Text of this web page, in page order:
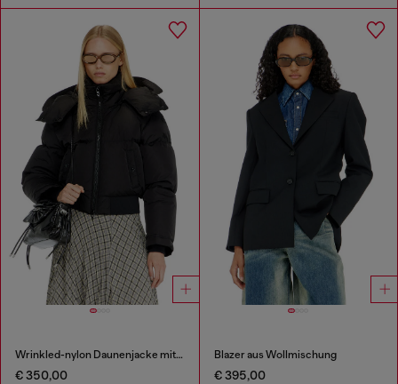
Wrinkled-nylon Daunenjacke mit abnehmbarer Kapuze
€ 350,00
Blazer aus Wollmischung
€ 395,00